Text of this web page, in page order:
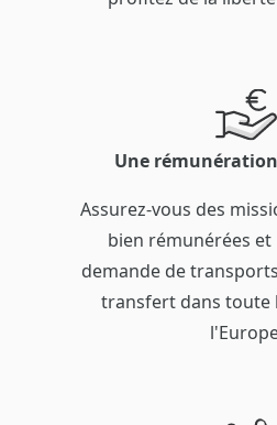
Une
Assurez-vous des
bien rémunérées
demande de
transfert dans toute